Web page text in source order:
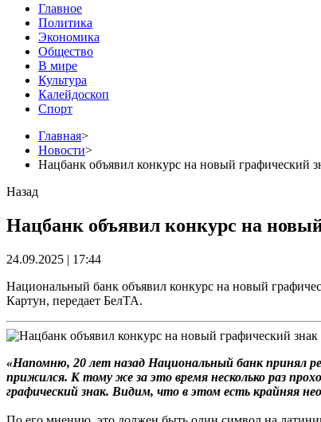
Главное
Политика
Экономика
Общество
В мире
Культура
Калейдоскоп
Спорт
Главная>
Новости>
Нацбанк объявил конкурс на новый графический
Назад
Нацбанк объявил конкурс на
24.09.2025 | 17:44
Национальный банк объявил конкурс на новый
Картун, передает БелТА.
«Напомню, 20 лет назад Национальный банк принял
прижился. К тому же за это время несколько раз
графический знак. Видим, что в этом есть крайняя